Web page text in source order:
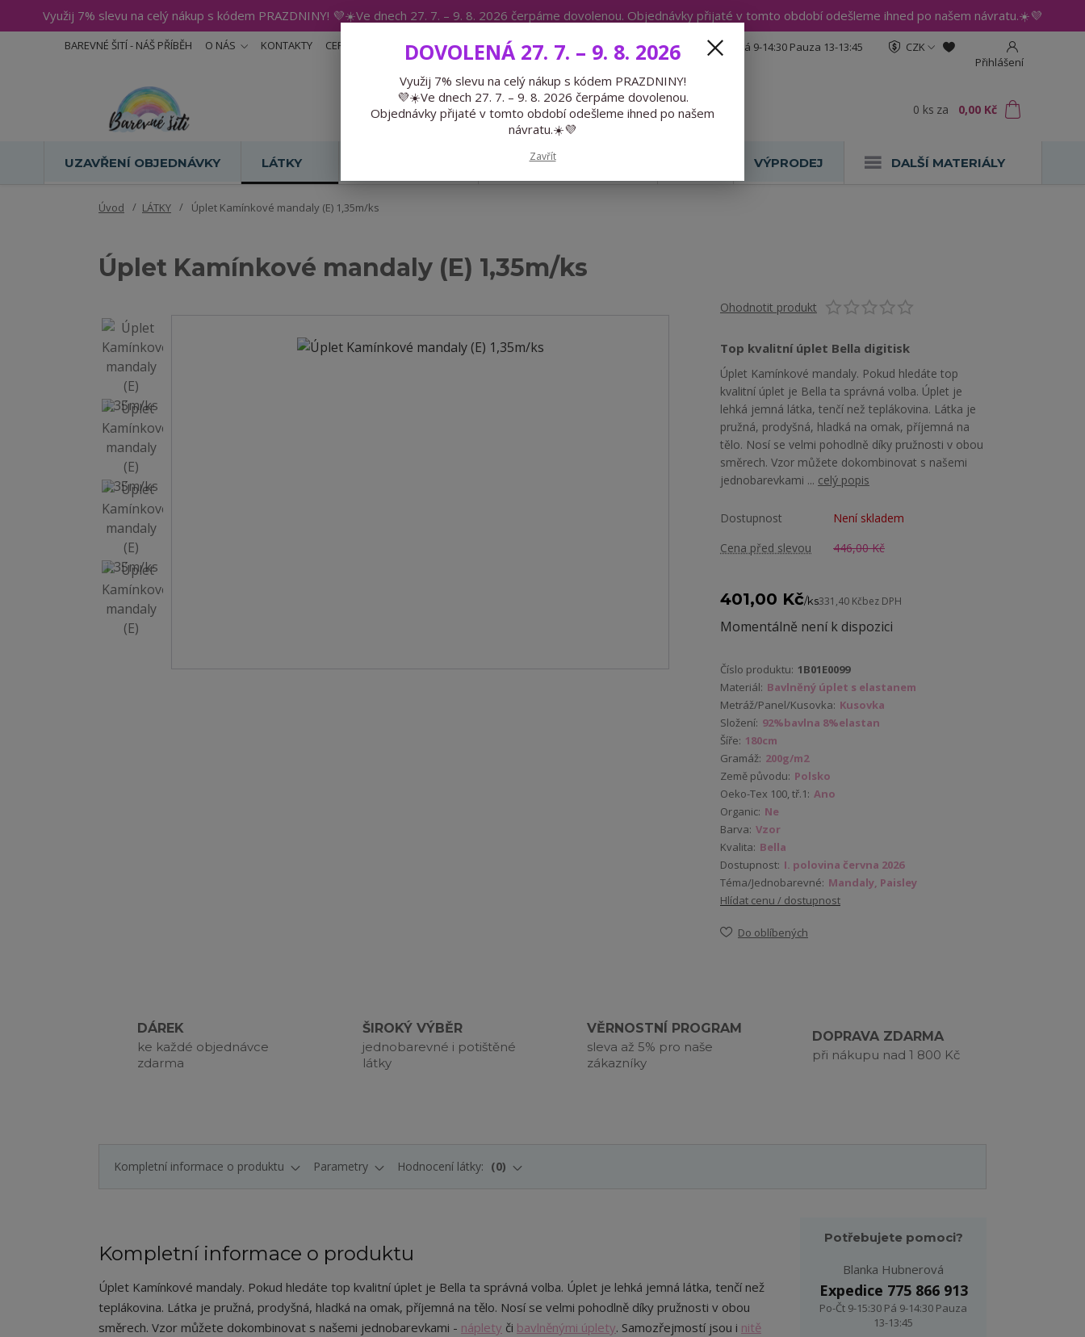
Využij 7% slevu na celý nákup s kódem PRAZDNINY! 💜☀️Ve dnech 27. 7. – 9. 8. 2026 čerpáme dovolenou. Objednávky přijaté v tomto období odešleme ihned po našem návratu.☀️💜
BAREVNÉ ŠITÍ - NÁŠ PŘÍBĚH O NÁS KONTAKTY CERTIFIKÁTY BLOG
CZK
Přihlášení
Hledat
Expedice 775 866 913 Po-Čt 9-15:30 Pá 9-14:30 Pauza 13-13:45
0 ks za 0,00 Kč
UZAVŘENÍ OBJEDNÁVKY LÁTKY PŘEDOBJEDNÁVKY VÝPRODEJ DALŠÍ MATERIÁLY
Úvod LÁTKY Úplet Kamínkové mandaly (E) 1,35m/ks
Úplet Kamínkové mandaly (E) 1,35m/ks
Ohodnotit produkt
Top kvalitní úplet Bella digitisk
Úplet Kamínkové mandaly. Pokud hledáte top
kvalitní úplet je Bella ta správná volba. Úplet je
lehká jemná látka, tenčí než teplákovina. Látka je
pružná, prodyšná, hladká na omak, příjemná na
tělo. Nosí se velmi pohodlně díky pružnosti v obou
směrech. Vzor můžete dokombinovat s našemi
jednobarevkami ... celý popis
Dostupnost
Není skladem
Cena před slevou
446,00 Kč
401,00 Kč/ks331,40 Kčbez DPH
Momentálně není k dispozici
Číslo produktu: 1B01E0099
Materiál: Bavlněný úplet s elastanem
Metráž/Panel/Kusovka: Kusovka
Složení: 92%bavlna 8%elastan
Šíře: 180cm
Gramáž: 200g/m2
Země původu: Polsko
Oeko-Tex 100, tř.1: Ano
Organic: Ne
Barva: Vzor
Kvalita: Bella
Dostupnost: I. polovina června 2026
Téma/Jednobarevné: Mandaly, Paisley
Hlídat cenu / dostupnost
Do oblíbených
DÁREK
ke každé objednávce
zdarma
ŠIROKÝ VÝBĚR
jednobarevné i potištěné
látky
VĚRNOSTNÍ PROGRAM
sleva až 5% pro naše
zákazníky
DOPRAVA ZDARMA
při nákupu nad 1 800 Kč
Kompletní informace o produktu Parametry Hodnocení látky: 0
Kompletní informace o produktu
Úplet Kamínkové mandaly. Pokud hledáte top kvalitní úplet je Bella ta správná volba. Úplet je lehká jemná látka, tenčí než
teplákovina. Látka je pružná, prodyšná, hladká na omak, příjemná na tělo. Nosí se velmi pohodlně díky pružnosti v obou
směrech. Vzor můžete dokombinovat s našemi jednobarevkami - náplety či bavlněnými úplety. Samozřejmostí jsou i nitě
Potřebujete pomoci?
Blanka Hubnerová
Expedice 775 866 913
Po-Čt 9-15:30 Pá 9-14:30 Pauza
13-13:45
DOVOLENÁ 27. 7. – 9. 8. 2026
Využij 7% slevu na celý nákup s kódem PRAZDNINY!
💜☀️Ve dnech 27. 7. – 9. 8. 2026 čerpáme dovolenou.
Objednávky přijaté v tomto období odešleme ihned po našem
návratu.☀️💜
Zavřít